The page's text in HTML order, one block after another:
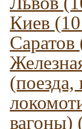
Киев
Саратов
(поезда,
вагоны)